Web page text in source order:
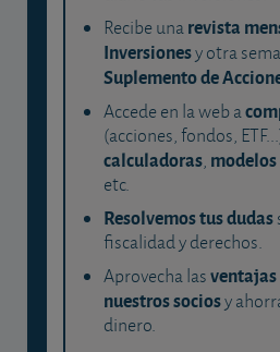
Recibe unarevista
Inversionesy otra
Suplemento de
Accede en la web a
(acciones, fondos,
calculadoras,
etc.
Resolvemos tus dudas
fiscalidad y derechos.
Aprovecha las
nuestros sociosy
dinero.